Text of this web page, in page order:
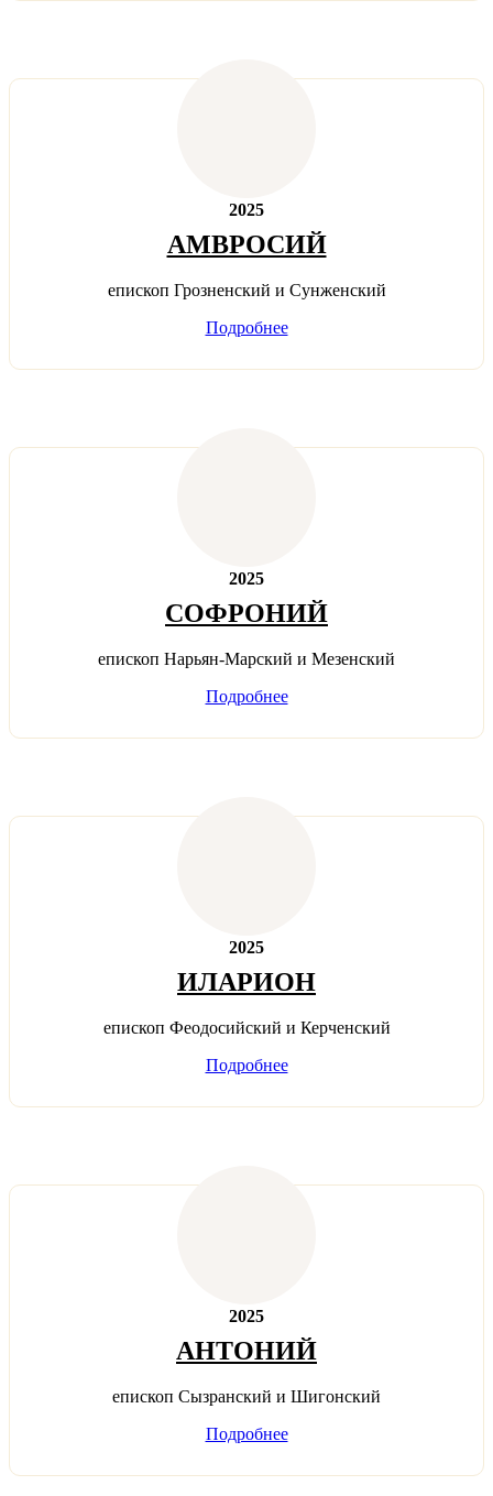
2025
АМВРОСИЙ
епископ Грозненский и Сунженский
Подробнее
2025
СОФРОНИЙ
епископ Нарьян-Марский и Мезенский
Подробнее
2025
ИЛАРИОН
епископ Феодосийский и Керченский
Подробнее
2025
АНТОНИЙ
епископ Сызранский и Шигонский
Подробнее